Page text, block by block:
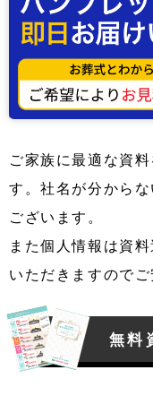
ご家族に最適な資
す。社名が分から
ございます。
また個人情報は資
いただきますのでご
無料